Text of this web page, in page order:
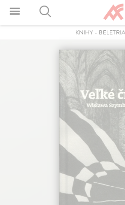
KNIHY- BELETRIA